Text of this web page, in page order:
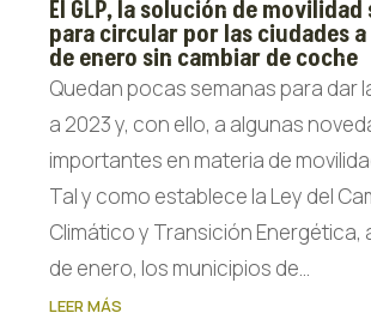
El GLP, la solución de
para circular por las ciudades
de enero sin cambiar de coche
Quedan pocas semanas para dar
a 2023 y, con ello, a algunas
importantes en materia de
Tal y como establece la Ley del
Climático y Transición Energética,
de enero, los municipios de...
LEER MÁS